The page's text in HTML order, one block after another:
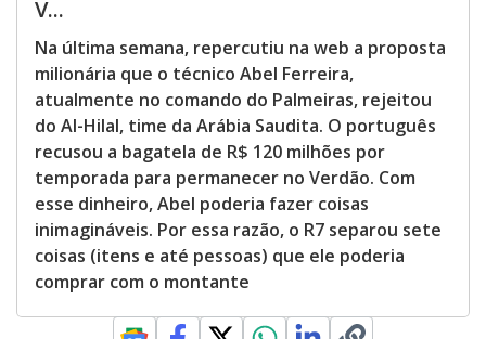
V...
Na última semana, repercutiu na web a proposta
milionária que o técnico Abel Ferreira,
atualmente no comando do Palmeiras, rejeitou
do Al-Hilal, time da Arábia Saudita. O português
recusou a bagatela de R$ 120 milhões por
temporada para permanecer no Verdão. Com
esse dinheiro, Abel poderia fazer coisas
inimagináveis. Por essa razão, o R7 separou sete
coisas (itens e até pessoas) que ele poderia
comprar com o montante